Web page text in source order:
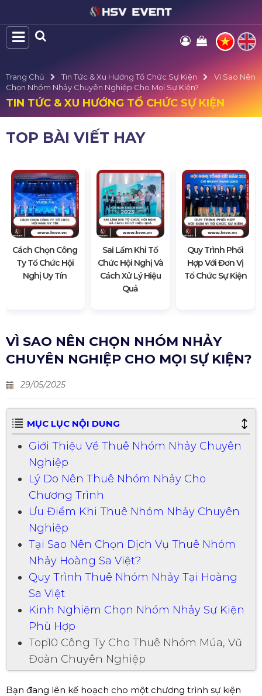
Trang Chủ Tin Tức & Xu Hướng Tổ Chức Sự Kiện
Vì Sao Nên
Chọn Nhóm Nhảy Chuyên Nghiệp Cho Mọi Sự Kiện?
TIN TỨC & XU HƯỚNG TỔ CHỨC SỰ KIỆN
TOP BÀI VIẾT HAY
Cách Chọn Công
Ty Tổ Chức Hội
Nghị Uy Tín
Sai Lầm Khi Tổ
Chức Hội Nghị Và
Cách Xử Lý Hiệu
Quả
Quy Trình Phối
Hợp Với Đơn Vị
Tổ Chức Sự Kiện
VÌ SAO NÊN CHỌN NHÓM NHẢY
CHUYÊN NGHIỆP CHO MỌI SỰ KIỆN?
29/05/2025
MỤC LỤC NỘI DUNG
Giới Thiệu Về Thuê Nhóm Nhảy Chuyên
Nghiệp
Lý Do Nên Thuê Nhóm Nhảy Cho
Chương Trình
Ưu Điểm Khi Thuê Nhóm Nhảy Chuyên
Nghiệp
Tại Sao Nên Chọn Dịch Vụ Thuê Nhóm
Nhảy Hoàng Sa Việt?
Quy Trình Thuê Nhóm Nhảy Tại Hoàng
Sa Việt
Kinh Nghiệm Chọn Nhóm Nhảy Sự Kiện
Phù Hợp
Top10 Công Ty Cho Thuê Nhóm Múa, Vũ
Đoàn Chuyên Nghiệp
Bạn đang lên kế hoạch cho một chương trình sự kiện